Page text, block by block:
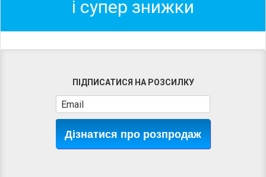
і супер знижки
ПІДПИСАТИСЯ НА РОЗСИЛКУ
Дізнатися про розпродаж